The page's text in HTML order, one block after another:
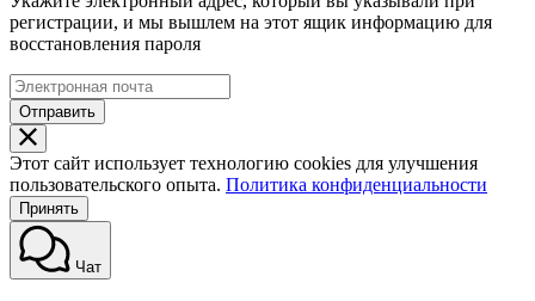
регистрации, и мы вышлем на этот ящик информацию для
восстановления пароля
Отправить
Этот сайт использует технологию cookies для улучшения
пользовательского опыта. Политика конфиденциальности
Принять
Чат